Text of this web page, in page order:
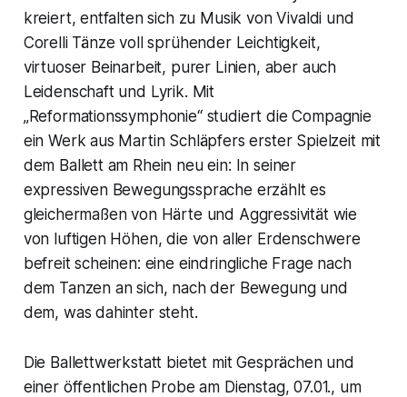
kreiert, entfalten sich zu Musik von Vivaldi und
Corelli Tänze voll sprühender Leichtigkeit,
virtuoser Beinarbeit, purer Linien, aber auch
Leidenschaft und Lyrik. Mit
„Reformationssymphonie“ studiert die Compagnie
ein Werk aus Martin Schläpfers erster Spielzeit mit
dem Ballett am Rhein neu ein: In seiner
expressiven Bewegungssprache erzählt es
gleichermaßen von Härte und Aggressivität wie
von luftigen Höhen, die von aller Erdenschwere
befreit scheinen: eine eindringliche Frage nach
dem Tanzen an sich, nach der Bewegung und
dem, was dahinter steht.
Die Ballettwerkstatt bietet mit Gesprächen und
einer öffentlichen Probe am Dienstag, 07.01., um